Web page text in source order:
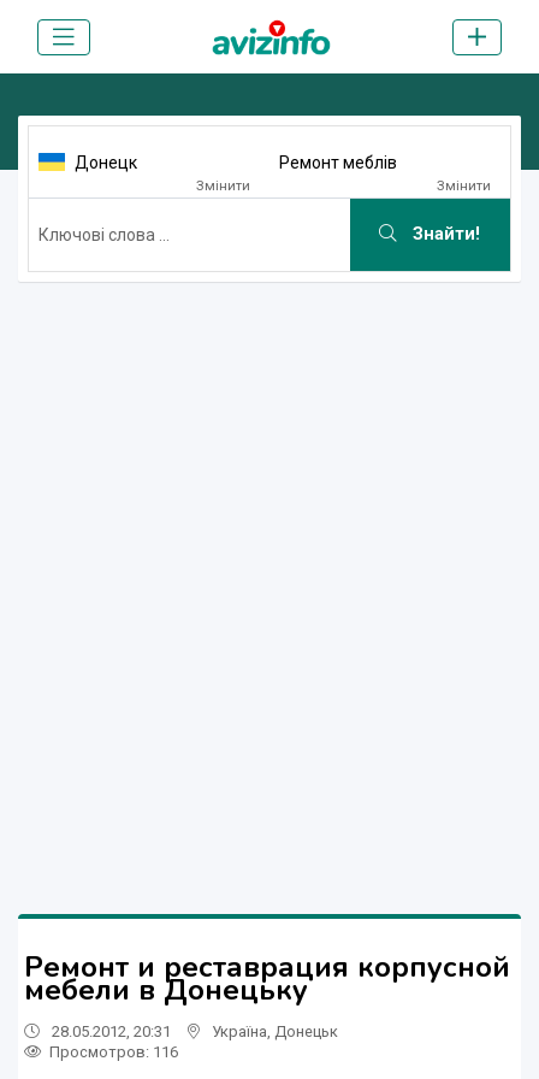
Донецк
Змінити
Ремонт меблів
Змінити
Знайти!
Ремонт и реставрация корпусной
мебели в Донецьку
28.05.2012, 20:31 Україна Донецьк
Просмотров: 116